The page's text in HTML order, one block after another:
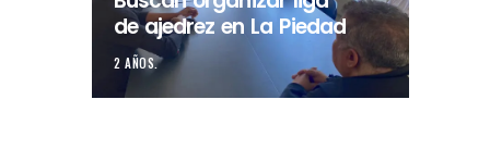
de ajedrez en La Piedad
2 AÑOS.